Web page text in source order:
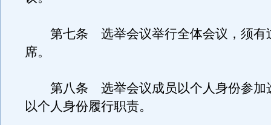
第七条 选举会议举行全体会议，须有
席。
第八条 选举会议成员以个人身份参加
以个人身份履行职责。